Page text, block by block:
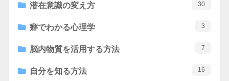
潜在意識の変え方 30
癖でわかる心理学 3
脳内物質を活用する方法 7
自分を知る方法 16